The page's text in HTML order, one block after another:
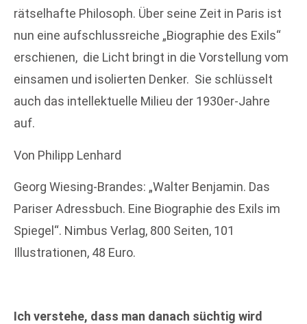
rätselhafte Philosoph. Über seine Zeit in Paris ist
nun eine aufschlussreiche „Biographie des Exils“
erschienen, die Licht bringt in die Vorstellung vom
einsamen und isolierten Denker. Sie schlüsselt
auch das intellektuelle Milieu der 1930er-Jahre
auf.
Von Philipp Lenhard
Georg Wiesing-Brandes: „Walter Benjamin. Das
Pariser Adressbuch. Eine Biographie des Exils im
Spiegel“. Nimbus Verlag, 800 Seiten, 101
Illustrationen, 48 Euro.
Ich verstehe, dass man danach süchtig wird